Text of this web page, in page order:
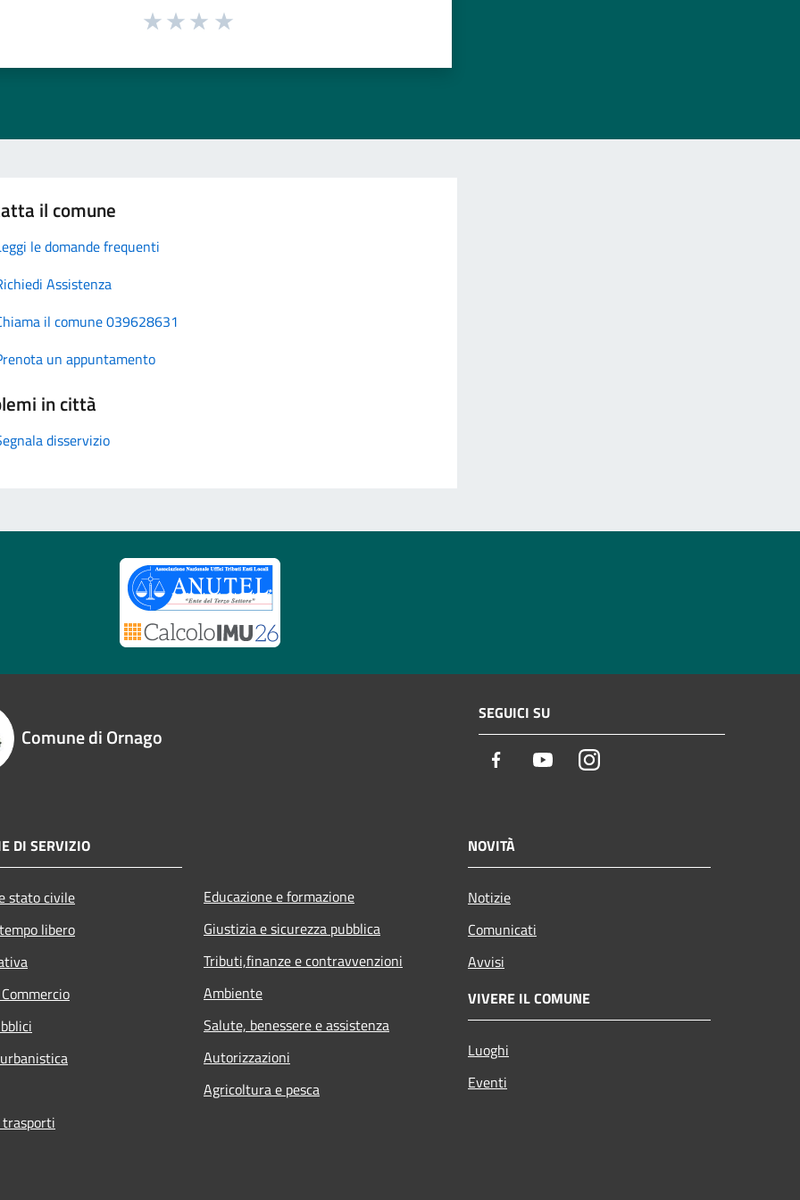
il comune
le domande frequenti
Assistenza
il comune 039628631
un appuntamento
in città
disservizio
Comune di Ornago
SEGUICI SU
Facebook YoutubeInstagram
DI SERVIZIO
stato civile
libero
Educazione e formazione
Giustizia e sicurezza pubblica
Tributi,finanze e contravvenzioni
Ambiente
Salute, benessere e assistenza
Autorizzazioni
Agricoltura e pesca
NOVITÀ
Notizie
Comunicati
Avvisi
VIVERE IL COMUNE
Luoghi
Eventi